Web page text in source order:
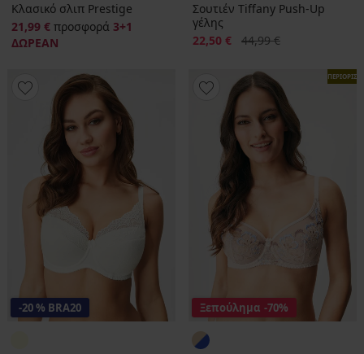
Κλασικό σλιπ Prestige
21,99 € προσφορά 3+1
ΔΩΡΕΑΝ
Σουτιέν Tiffany Push-Up
γέλης
Έκπτωση
22,50 € Αρχική τιμή
44,99 €
-20 % BRA20 Ξεπούλημα -70%